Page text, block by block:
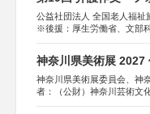
公益社団法人 全国老人福祉
※後援：厚生労働省、文部
神奈川県美術展 2027
神奈川県美術展委員会、神
者：（公財）神奈川芸術文